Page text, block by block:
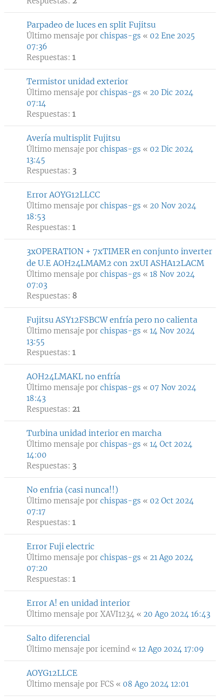
Parpadeo de luces en split Fujitsu
Último mensaje por chispas-gs « 02 Ene 2025
07:36
Respuestas: 1
Termistor unidad exterior
Último mensaje por chispas-gs « 20 Dic 2024
07:14
Respuestas: 1
Avería multisplit Fujitsu
Último mensaje por chispas-gs « 02 Dic 2024
13:45
Respuestas: 3
Error AOYG12LLCC
Último mensaje por chispas-gs « 20 Nov 2024
18:53
Respuestas: 1
3xOPERATION + 7xTIMER en conjunto inverter
de U.E AOH24LMAM2 con 2xUI ASHA12LACM
Último mensaje por chispas-gs « 18 Nov 2024
07:03
Respuestas: 8
Fujitsu ASY12FSBCW enfría pero no calienta
Último mensaje por chispas-gs « 14 Nov 2024
13:55
Respuestas: 1
AOH24LMAKL no enfría
Último mensaje por chispas-gs « 07 Nov 2024
18:43
Respuestas: 21
Turbina unidad interior en marcha
Último mensaje por chispas-gs « 14 Oct 2024
14:00
Respuestas: 3
No enfria (casi nunca!!)
Último mensaje por chispas-gs « 02 Oct 2024
07:17
Respuestas: 1
Error Fuji electric
Último mensaje por chispas-gs « 21 Ago 2024
07:20
Respuestas: 1
Error A! en unidad interior
Último mensaje por XAVI1234 « 20 Ago 2024 16:43
Salto diferencial
Último mensaje por icemind « 12 Ago 2024 17:09
AOYG12LLCE
Último mensaje por FCS « 08 Ago 2024 12:01